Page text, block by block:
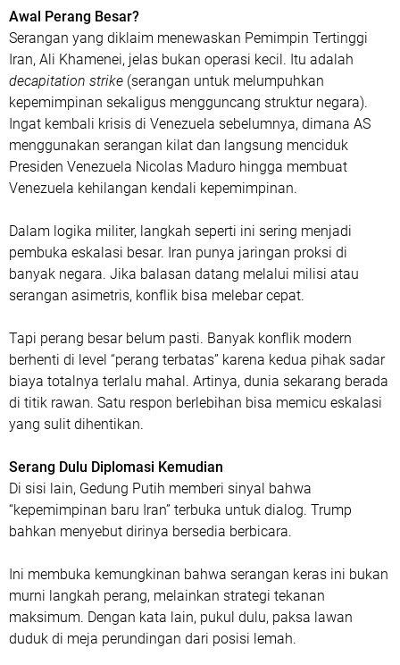
Awal Perang Besar?
Serangan yang diklaim menewaskan Pemimpin Tertinggi
Iran, Ali Khamenei, jelas bukan operasi kecil. Itu adalah
decapitation strike (serangan untuk melumpuhkan
kepemimpinan sekaligus mengguncang struktur negara).
Ingat kembali krisis di Venezuela sebelumnya, dimana AS
menggunakan serangan kilat dan langsung menciduk
Presiden Venezuela Nicolas Maduro hingga membuat
Venezuela kehilangan kendali kepemimpinan.
Dalam logika militer, langkah seperti ini sering menjadi
pembuka eskalasi besar. Iran punya jaringan proksi di
banyak negara. Jika balasan datang melalui milisi atau
serangan asimetris, konflik bisa melebar cepat.
Tapi perang besar belum pasti. Banyak konflik modern
berhenti di level “perang terbatas” karena kedua pihak sadar
biaya totalnya terlalu mahal. Artinya, dunia sekarang berada
di titik rawan. Satu respon berlebihan bisa memicu eskalasi
yang sulit dihentikan.
Serang Dulu Diplomasi Kemudian
Di sisi lain, Gedung Putih memberi sinyal bahwa
“kepemimpinan baru Iran” terbuka untuk dialog. Trump
bahkan menyebut dirinya bersedia berbicara.
Ini membuka kemungkinan bahwa serangan keras ini bukan
murni langkah perang, melainkan strategi tekanan
maksimum. Dengan kata lain, pukul dulu, paksa lawan
duduk di meja perundingan dari posisi lemah.